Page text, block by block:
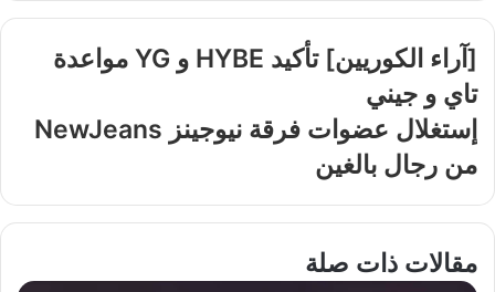
[آراء الكوريين] تأكيد HYBE و YG مواعدة
تاي و جيني
إستغلال عضوات فرقة نيوجينز NewJeans
من رجال بالغين
مقالات ذات صلة